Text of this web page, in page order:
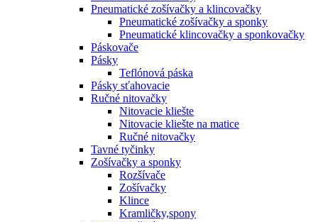
Pneumatické zošívačky a klincovačky
Pneumatické zošívačky a sponky
Pneumatické klincovačky a sponkovačky
Páskovače
Pásky
Teflónová páska
Pásky sťahovacie
Ručné nitovačky
Nitovacie kliešte
Nitovacie kliešte na matice
Ručné nitovačky
Tavné tyčinky
Zošívačky a sponky
Rozšívače
Zošívačky
Klince
Kramličky,spony